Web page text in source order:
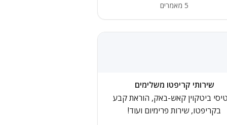
5 מאמרים
שירותי קריפטו משלימים
ביטקוין קאש-באק, הוראת קבע
בקריפטו, שירות פרימיום ועוד!